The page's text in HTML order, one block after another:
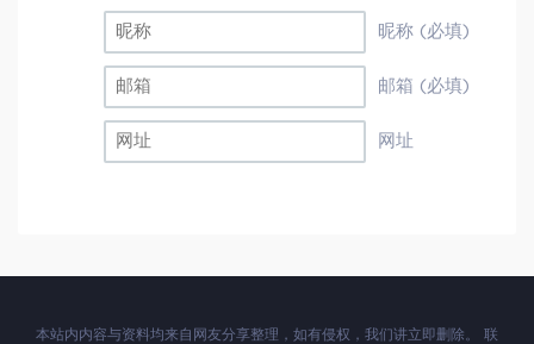
昵称 (必填)
邮箱 (必填)
网址
本站内内容与资料均来自网友分享整理，如有侵权，我们讲立即删除。 联